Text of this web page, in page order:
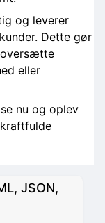
og leverer
Dette gør
oversætte
eller
nu og oplev
JSON,